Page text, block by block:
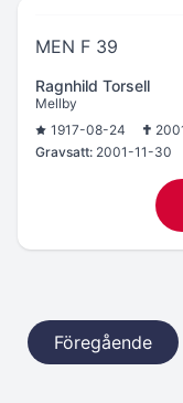
MEN F 39
Ragnhild Torsell
Mellby
1917-08-24
Gravsatt: 2001-11-30
Föregående